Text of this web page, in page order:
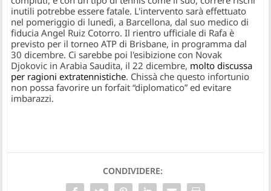
inutili potrebbe essere fatale. L'intervento sarà effettuato
nel pomeriggio di lunedì, a Barcellona, dal suo medico di
fiducia Angel Ruiz Cotorro. Il rientro ufficiale di Rafa è
previsto per il torneo ATP di Brisbane, in programma dal
30 dicembre. Ci sarebbe poi l'esibizione con Novak
Djokovic in Arabia Saudita, il 22 dicembre, molto discussa
per ragioni extratennistiche. Chissà che questo infortunio
non possa favorire un forfait “diplomatico” ed evitare
imbarazzi.
CONDIVIDERE: